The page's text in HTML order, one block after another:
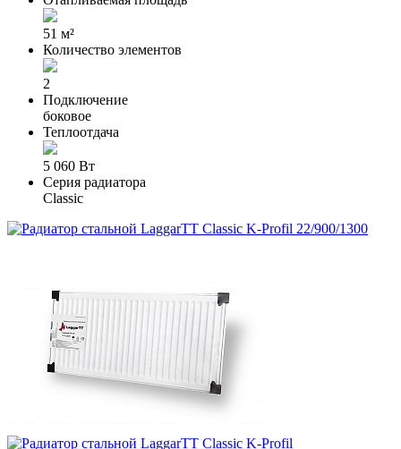
51 м²
Количество элементов
2
Подключение
боковое
Теплоотдача
5 060 Вт
Серия радиатора
Classic